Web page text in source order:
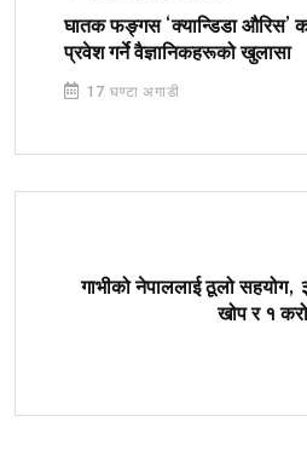
घातक फङ्गस ‘क्यान्डिडा औरिस’
प्रवेश गर्ने वैज्ञानिकहरूको खुलासा
17 घण्टा अगाडी
गाभीको नेपाललाई ठूलो
खोप र १